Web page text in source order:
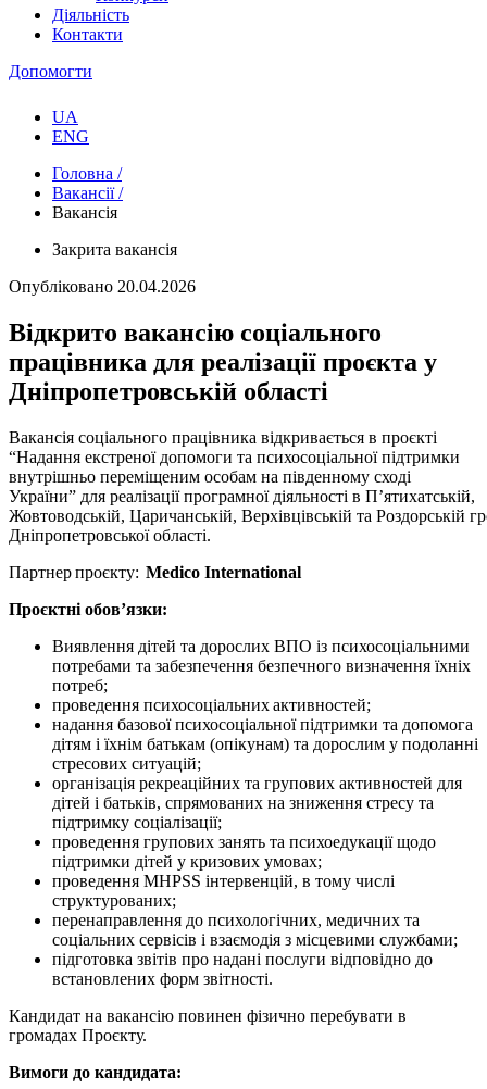
Діяльність
Контакти
Допомогти
UA
ENG
Головна /
Вакансії /
Вакансія
Закрита вакансія
Опубліковано 20.04.2026
Відкрито вакансію соціального
працівника для реалізації проєкта у
Дніпропетровській області
Вакансія соціального працівника відкривається в проєкті
“Надання екстреної допомоги та психосоціальної підтримки
внутрішньо переміщеним особам на південному сході
України” для реалізації програмної діяльності в П’ятихатській,
Жовтоводській, Царичанській, Верхівцівській та Роздорській
Дніпропетровської області.
Партнер проєкту: Medico International
Проєктні обов’язки:
Виявлення дітей та дорослих ВПО із психосоціальними
потребами та забезпечення безпечного визначення їхніх
потреб;
проведення психосоціальних активностей;
надання базової психосоціальної підтримки та допомога
дітям і їхнім батькам (опікунам) та дорослим у подоланні
стресових ситуацій;
організація рекреаційних та групових активностей для
дітей і батьків, спрямованих на зниження стресу та
підтримку соціалізації;
проведення групових занять та психоедукації щодо
підтримки дітей у кризових умовах;
проведення MHPSS інтервенцій, в тому числі
структурованих;
перенаправлення до психологічних, медичних та
соціальних сервісів і взаємодія з місцевими службами;
підготовка звітів про надані послуги відповідно до
встановлених форм звітності.
Кандидат на вакансію повинен фізично перебувати в
громадах Проєкту.
Вимоги до кандидата: